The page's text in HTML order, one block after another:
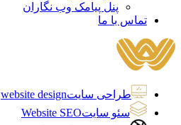
پنل پیامک وب نگاران
تماس با ما
طراحی سایتwebsite design
سئو سایتWebsite SEO